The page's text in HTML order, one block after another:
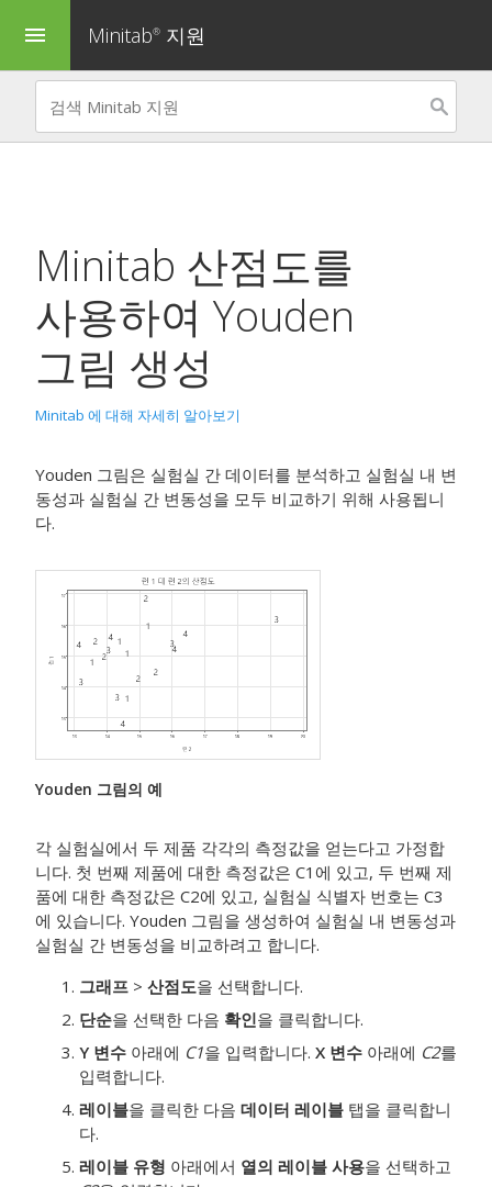
menu Minitab® 지원
Minitab 산점도를
사용하여 Youden
그림 생성
Minitab 에 대해 자세히 알아보기
Youden 그림은 실험실 간 데이터를 분석하고 실험실 내 변
동성과 실험실 간 변동성을 모두 비교하기 위해 사용됩니
다.
Youden 그림의 예
각 실험실에서 두 제품 각각의 측정값을 얻는다고 가정합
니다. 첫 번째 제품에 대한 측정값은 C1에 있고, 두 번째 제
품에 대한 측정값은 C2에 있고, 실험실 식별자 번호는 C3
에 있습니다. Youden 그림을 생성하여 실험실 내 변동성과
실험실 간 변동성을 비교하려고 합니다.
그래프 > 산점도을 선택합니다.
단순을 선택한 다음 확인을 클릭합니다.
Y 변수 아래에 C1을 입력합니다. X 변수 아래에 C2를
입력합니다.
레이블을 클릭한 다음 데이터 레이블 탭을 클릭합니
다.
레이블 유형 아래에서 열의 레이블 사용을 선택하고